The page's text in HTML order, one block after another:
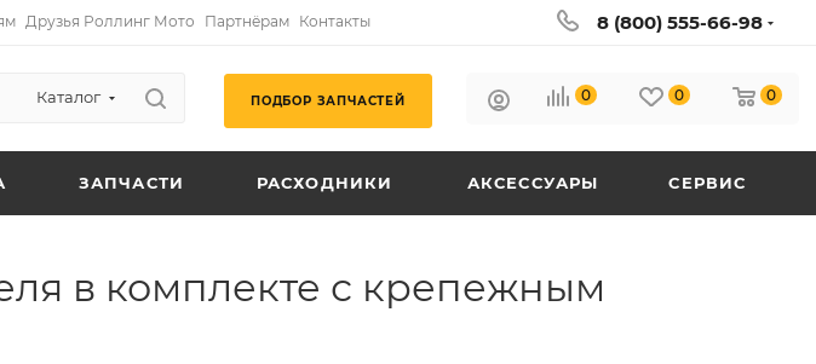
Друзья Роллинг Мото Партнёрам Контакты 8 (800) 555-66-98
Каталог ПОДБОР ЗАПЧАСТЕЙ 0 0 0
ЗАПЧАСТИ РАСХОДНИКИ АКСЕССУАРЫ СЕРВИС
в комплекте с крепежным